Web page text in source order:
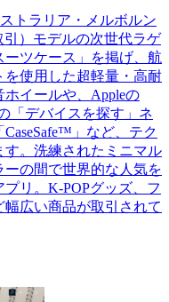
トラリア・メルボルン
）モデルの次世代ラゲ
ツケース」を掲げ、航
使用した超軽量・高耐
イールや、Appleの
「デバイスを探す」ネ
」など、テク
す。洗練されたミニマル
の間で世界的な人気を
リ。K-POPグッズ、フ
広い商品が取引されて